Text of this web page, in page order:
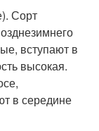
Сорт
вступают в
высокая.
в середине